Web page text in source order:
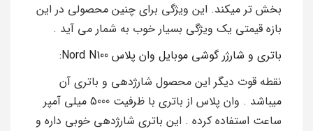
بخش تر میکند. این ویژگی برای چنین محصولی در این
بازه قیمتی یک ویژگی بسیار خوب به شمار می آید .
باتری و شارژر گوشی موبایل وان پلاس Nord N100:
نقطه قوت دیگر این محصول شارژدهی و باتری آن
میباشد . وان پلاس از باتری با ظرفیت 5000 میلی آمپر
ساعت استفاده کرده . این باتری شارژدهی خوبی داره و